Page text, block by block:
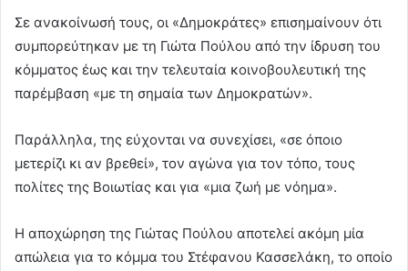
Σε ανακοίνωσή τους, οι «Δημοκράτες» επισημαίνουν ότι
συμπορεύτηκαν με τη Γιώτα Πούλου από την ίδρυση του
κόμματος έως και την τελευταία κοινοβουλευτική της
παρέμβαση «με τη σημαία των Δημοκρατών».
Παράλληλα, της εύχονται να συνεχίσει, «σε όποιο
μετερίζι κι αν βρεθεί», τον αγώνα για τον τόπο, τους
πολίτες της Βοιωτίας και για «μια ζωή με νόημα».
Η αποχώρηση της Γιώτας Πούλου αποτελεί ακόμη μία
απώλεια για το κόμμα του Στέφανου Κασσελάκη, το οποίο